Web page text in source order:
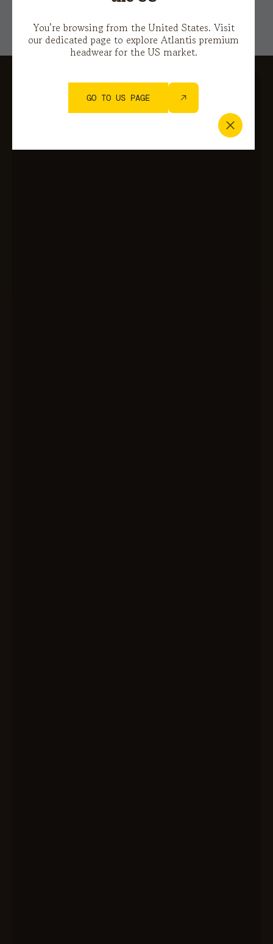
You’re browsing from the United States. Visit
our dedicated page to explore Atlantis premium
headwear for the US market.
GO TO US PAGE